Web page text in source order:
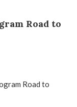
Road to
Road to